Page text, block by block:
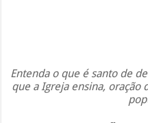
Entenda o que é santo de
que a Igreja ensina, oração